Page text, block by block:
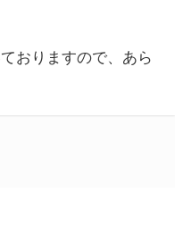
おりますので、あら